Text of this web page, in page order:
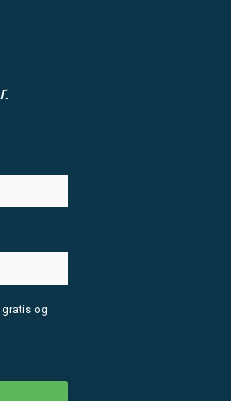
gratis og